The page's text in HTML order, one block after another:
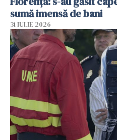
sumă imensă de bani
31 IULIE 2026